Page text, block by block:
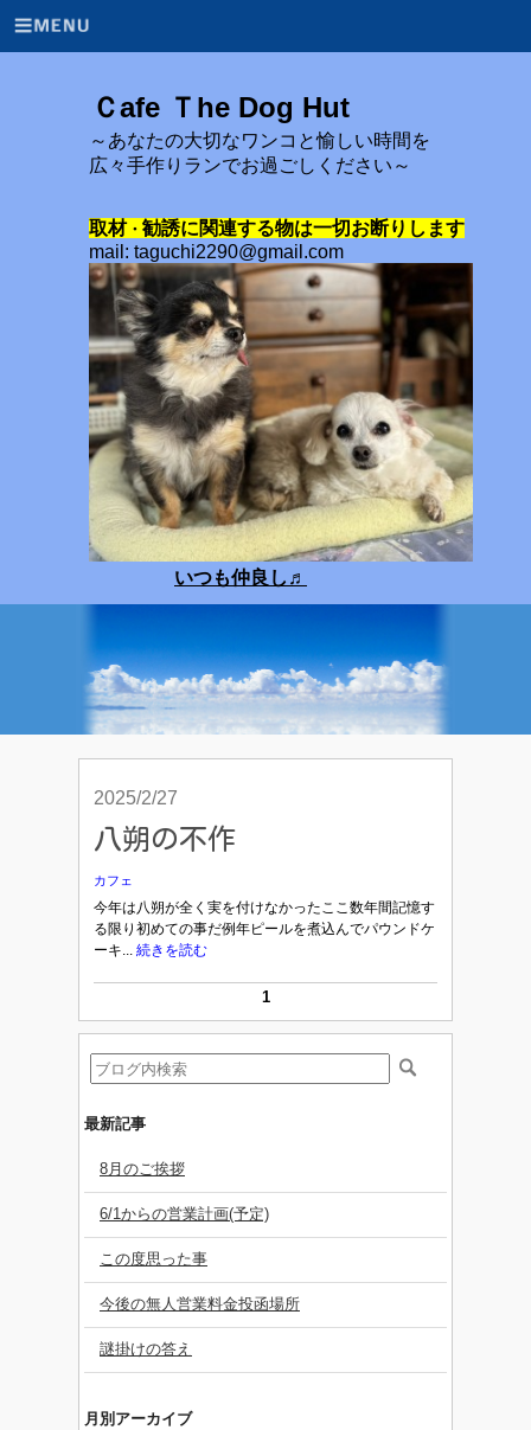
Ｃafe Ｔhe Dog Hut
～あなたの大切なワンコと愉しい時間を
広々手作りランでお過ごしください～
取材・ 勧誘に関連する物は一切お断りします
mail: taguchi2290@gmail.com
いつも仲良し ♬
2025/2/27
八朔の不作
カフェ
今年は八朔が全く実を付けなかったここ数年間記憶す
る限り初めての事だ例年ピールを煮込んでパウンドケ
ーキ... 続きを読む
1
最新記事
8月のご挨拶
6/1からの営業計画(予定)
この度思った事
今後の無人営業料金投函場所
謎掛けの答え
月別アーカイブ